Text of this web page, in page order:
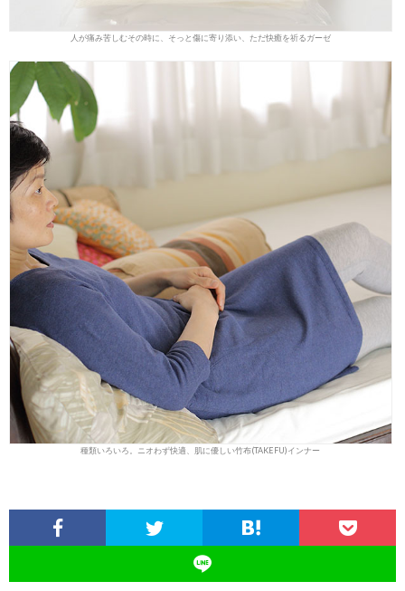
人が痛み苦しむその時に、そっと傷に寄り添い、ただ快癒を祈るガーゼ
種類いろいろ。ニオわず快適、肌に優しい竹布(TAKEFU)インナー